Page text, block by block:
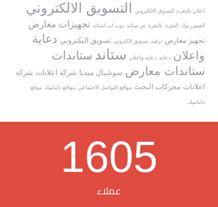
اعلان بالنقره التسوق الالكتروني التسويق الالكتروني
الفيس بوك النقره بالنقرة بنر ستاند بوب اب استاند تجهيزات معارض
تجهيز معارض ترقيه تسويق الكترونى تسويق اليكتروني دعاية
واعلان دعايه دعايه واعلان ستاند ستاندات
ستاندات معارض سوشيال ميديا شركة اعلانات شركه
اعلانات محركات البحث مواقع التواصل الاجتماعي مواقع دايناميك موقع
دايناميك
1605
عملاء